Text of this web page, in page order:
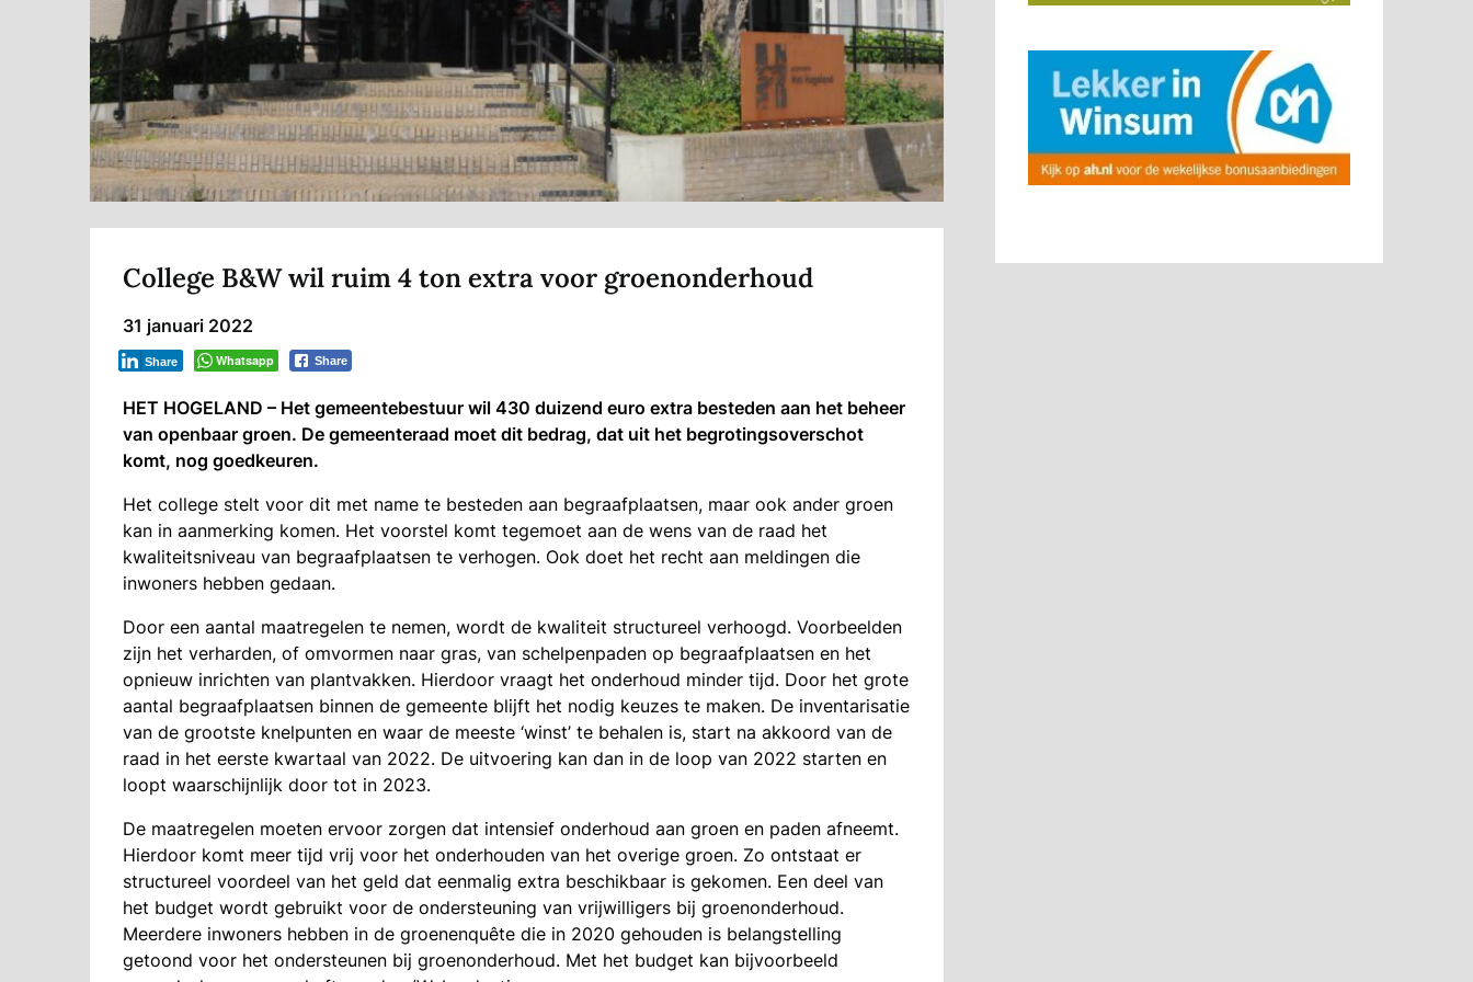
College B&W wil ruim 4 ton extra voor groenonderhoud
31 januari 2022
Whatsapp Share
Share
HET HOGELAND – Het gemeentebestuur wil 430 duizend euro extra besteden aan het beheer
van openbaar groen. De gemeenteraad moet dit bedrag, dat uit het begrotingsoverschot
komt, nog goedkeuren.
Het college stelt voor dit met name te besteden aan begraafplaatsen, maar ook ander groen
kan in aanmerking komen. Het voorstel komt tegemoet aan de wens van de raad het
kwaliteitsniveau van begraafplaatsen te verhogen. Ook doet het recht aan meldingen die
inwoners hebben gedaan.
Door een aantal maatregelen te nemen, wordt de kwaliteit structureel verhoogd. Voorbeelden
zijn het verharden, of omvormen naar gras, van schelpenpaden op begraafplaatsen en het
opnieuw inrichten van plantvakken. Hierdoor vraagt het onderhoud minder tijd. Door het grote
aantal begraafplaatsen binnen de gemeente blijft het nodig keuzes te maken. De inventarisatie
van de grootste knelpunten en waar de meeste ‘winst’ te behalen is, start na akkoord van de
raad in het eerste kwartaal van 2022. De uitvoering kan dan in de loop van 2022 starten en
loopt waarschijnlijk door tot in 2023.
De maatregelen moeten ervoor zorgen dat intensief onderhoud aan groen en paden afneemt.
Hierdoor komt meer tijd vrij voor het onderhouden van het overige groen. Zo ontstaat er
structureel voordeel van het geld dat eenmalig extra beschikbaar is gekomen. Een deel van
het budget wordt gebruikt voor de ondersteuning van vrijwilligers bij groenonderhoud.
Meerdere inwoners hebben in de groenenquête die in 2020 gehouden is belangstelling
getoond voor het ondersteunen bij groenonderhoud. Met het budget kan bijvoorbeeld